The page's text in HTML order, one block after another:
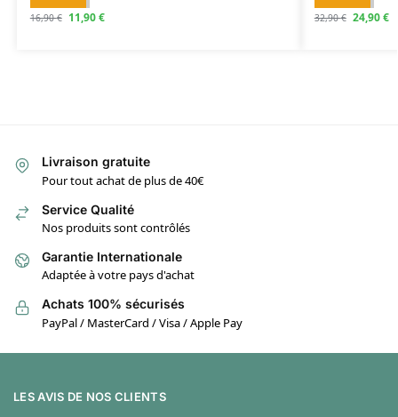
16,90€ 11,90€ 32,90€ 24,90€
Livraison gratuite
Pour tout achat de plus de 40€
Service Qualité
Nos produits sont contrôlés
Garantie Internationale
Adaptée à votre pays d'achat
Achats 100% sécurisés
PayPal / MasterCard / Visa / Apple Pay
LES AVIS DE NOS CLIENTS